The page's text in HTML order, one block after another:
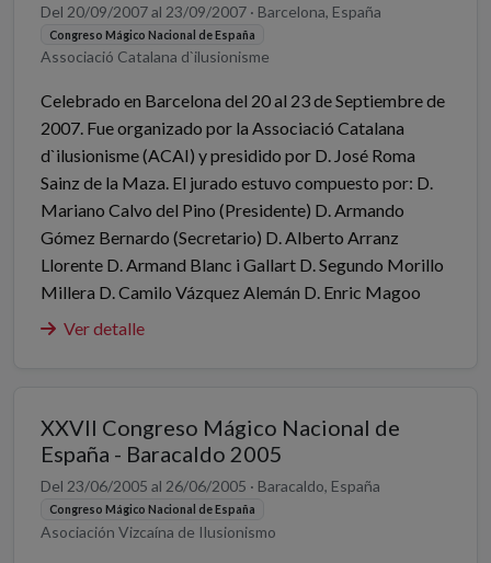
Del 20/09/2007 al 23/09/2007 · Barcelona, España
Congreso Mágico Nacional de España
Associació Catalana d`ilusionisme
Celebrado en Barcelona del 20 al 23 de Septiembre de
2007. Fue organizado por la Associació Catalana
d`ilusionisme (ACAI) y presidido por D. José Roma
Sainz de la Maza. El jurado estuvo compuesto por: D.
Mariano Calvo del Pino (Presidente) D. Armando
Gómez Bernardo (Secretario) D. Alberto Arranz
Llorente D. Armand Blanc i Gallart D. Segundo Morillo
Millera D. Camilo Vázquez Alemán D. Enric Magoo
Ver detalle
XXVII Congreso Mágico Nacional de
España - Baracaldo 2005
Del 23/06/2005 al 26/06/2005 · Baracaldo, España
Congreso Mágico Nacional de España
Asociación Vizcaína de Ilusionismo